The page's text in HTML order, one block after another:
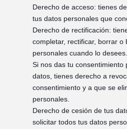
Derecho de acceso: tienes
tus datos personales que
Derecho de rectificación:
completar, rectificar, borrar o
personales cuando lo desees.
Si nos das tu consentimiento
datos, tienes derecho a
consentimiento y a que se
personales.
Derecho de cesión de tus
solicitar todos tus datos